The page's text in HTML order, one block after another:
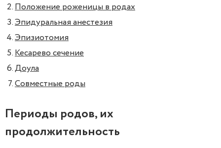
Положение роженицы в родах
Эпидуральная анестезия
Эпизиотомия
Кесарево сечение
Доула
Совместные роды
Периоды родов, их
продолжительность